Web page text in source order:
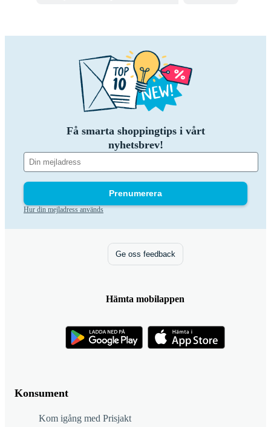
Få smarta shoppingtips i vårt
nyhetsbrev!
Prenumerera
Hur din mejladress används
Konsument
Kom igång med Prisjakt
Ge oss feedback
Hämta mobilappen